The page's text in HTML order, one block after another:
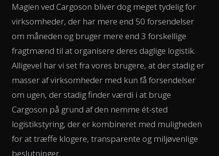
Magien ved Cargoson bliver dog meget tydelig for
virksomheder, der har mere end 50 forsendelser
om måneden og bruger mere end 3 forskellige
fragtmænd til at organisere deres daglige logistik.
Alligevel har vi set fra vores brugere, at der stadig er
masser af virksomheder med kun få forsendelser
om ugen, der stadig finder værdi i at bruge
Cargoson på grund af den nemme ét-sted
logistikstyring, der er kombineret med muligheden
for at træffe klogere, transparente og miljøvenlige
beslutninger.